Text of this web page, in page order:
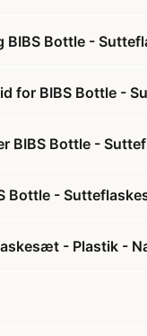
BIBS Bottle -
for BIBS Bottle -
BIBS Bottle -
Bottle -
- Plastik -